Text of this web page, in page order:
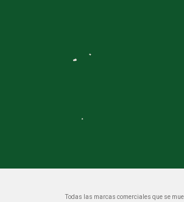
Todas las marcas comerciales que se